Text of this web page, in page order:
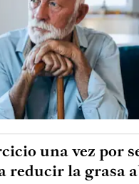
una vez por
reducir la grasa